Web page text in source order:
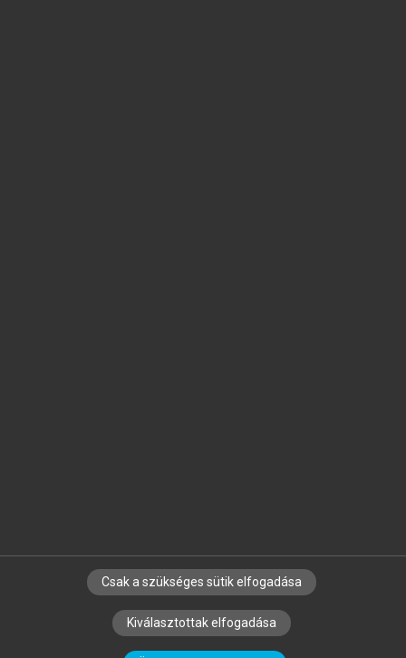
SZERZŐKNEK CÉGEKNEK KÖNYVTÁROSOKNAK
SZERKESZTÉSI ÉS LEKTORÁLÁSI ALAPELVEK
Csak a szükséges sütik elfogadása
Kiválasztottak elfogadása